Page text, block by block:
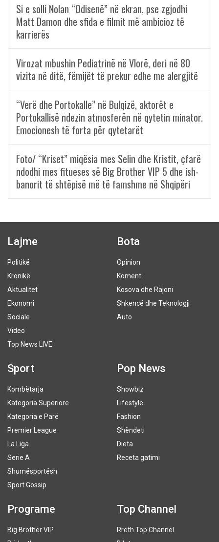
Si e solli Nolan “Odisenë” në ekran, pse zgjodhi
Matt Damon dhe sfida e filmit më ambicioz të
karrierës
Virozat mbushin Pediatrinë në Vlorë, deri në 80
vizita në ditë, fëmijët të prekur edhe me alergjitë
“Verë dhe Portokalle” në Bulqizë, aktorët e
Portokallisë ndezin atmosferën në qytetin minator.
Emocionesh të forta për qytetarët
Foto/ “Kriset” miqësia mes Selin dhe Kristit, çfarë
ndodhi mes fitueses së Big Brother VIP 5 dhe ish-
banorit të shtëpisë më të famshme në Shqipëri
Lajme
Politikë
Kronikë
Aktualitet
Ekonomi
Sociale
Video
Top News LIVE
Bota
Opinion
Koment
Kosova dhe Rajoni
Shkencë dhe Teknologji
Auto
Sport
Kombëtarja
Kategoria Superiore
Kategoria e Parë
Premier League
La Liga
Serie A
Shumësportësh
Sport Gossip
Pop News
Showbiz
Lifestyle
Fashion
Shëndeti
Dieta
Receta gatimi
Programe
Big Brother VIP
Top Channel
Rreth Top Channel